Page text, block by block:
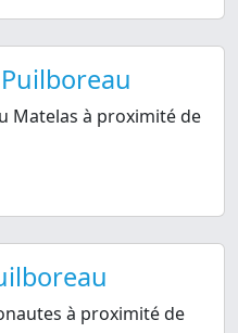
Matelas à proximité de
à proximité de